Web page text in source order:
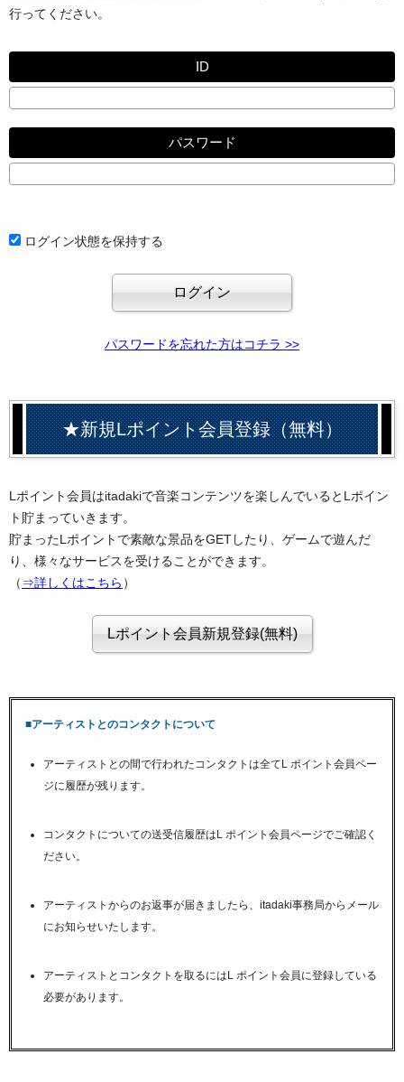
行ってください。
ID
パスワード
ログイン状態を保持する
パスワードを忘れた方はコチラ >>
★新規Lポイント会員登録（無料）
Lポイント会員はitadakiで音楽コンテンツを楽しんでいるとLポイン
ト貯まっていきます。
貯まったLポイントで素敵な景品をGETしたり、ゲームで遊んだ
り、様々なサービスを受けることができます。
（ ⇒詳しくはこちら ）
■アーティストとのコンタクトについて
アーティストとの間で行われたコンタクトは全てL ポイント会員ペー
ジに履歴が残ります。
コンタクトについての送受信履歴はL ポイント会員ページでご確認く
ださい。
アーティストからのお返事が届きましたら、itadaki事務局からメール
にお知らせいたします。
アーティストとコンタクトを取るにはL ポイント会員に登録している
必要があります。